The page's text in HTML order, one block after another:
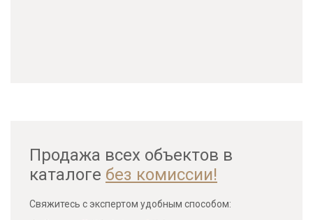
Продажа всех объектов в
каталоге без комиссии!
Свяжитесь с экспертом удобным способом: